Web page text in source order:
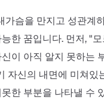
가슴을 만지고 성관계
한 꿈입니다. 먼저, "
이 아직 알지 못하는
자신의 내면에 미쳐있
한 부분을 나타낼 수